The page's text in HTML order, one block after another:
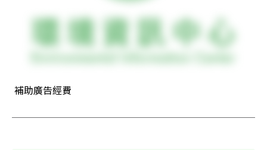
補助廣告經費